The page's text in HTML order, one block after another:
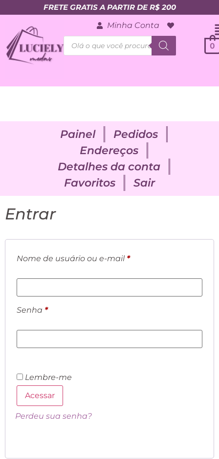
FRETE GRATIS A PARTIR DE R$ 200
Minha Conta
0
Painel
Pedidos
Endereços
Detalhes da conta
Favoritos
Sair
Entrar
Nome de usuário ou e-mail *
Senha *
Lembre-me
Acessar
Perdeu sua senha?